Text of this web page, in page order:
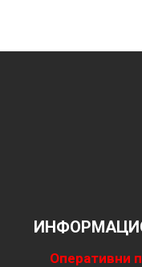
Оперативни